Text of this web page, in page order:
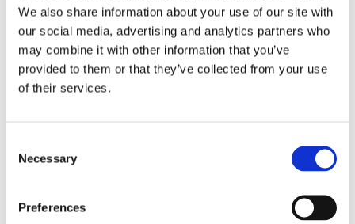
We also share information about your use of our site with
our social media, advertising and analytics partners who
may combine it with other information that you’ve
provided to them or that they’ve collected from your use
of their services.
Selection
Necessary
Preferences
РУЛЬОВЕ УПРАВЛІННЯ ДЛЯAUDI A5